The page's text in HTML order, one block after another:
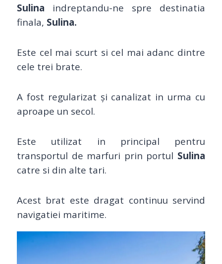
Sulina indreptandu-ne spre destinatia
finala, Sulina.
Este cel mai scurt si cel mai adanc dintre
cele trei brate.
A fost regularizat și canalizat in urma cu
aproape un secol.
Este utilizat in principal pentru
transportul de marfuri prin portul Sulina
catre si din alte tari.
Acest brat este dragat continuu servind
navigatiei maritime.